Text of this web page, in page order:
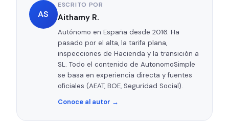
AS
ESCRITO POR
Aithamy R.
Autónomo en España desde 2016. Ha
pasado por el alta, la tarifa plana,
inspecciones de Hacienda y la transición a
SL. Todo el contenido de AutonomoSimple
se basa en experiencia directa y fuentes
oficiales (AEAT, BOE, Seguridad Social).
Conoce al autor →